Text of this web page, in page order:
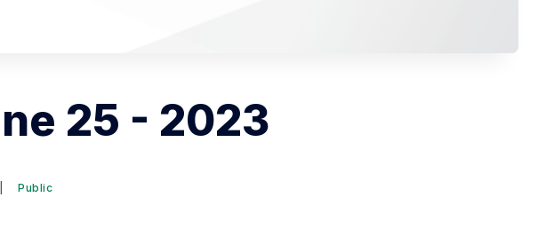
25 - 2023
Public